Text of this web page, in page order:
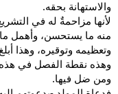
والاستهانة بحقه.
لأنها مزاحمةٌ له في
منه ما يستحسن، وأهمل
وتعظيمه وتوقيره، وهذا
وهذه نقطة الفصل في هذه
ومن ضل فيها.